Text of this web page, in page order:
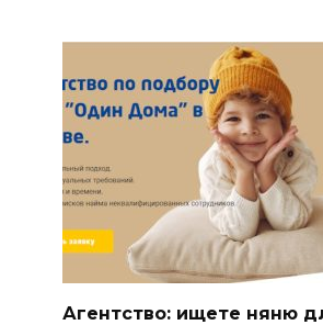
Агентство: ищете няню